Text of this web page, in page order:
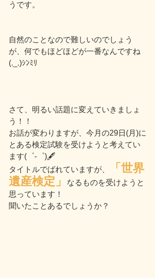
うです。
自然のことなので難しいのでしょう
が、何でもほどほどが一番なんですね
(._.)ｼﾝﾐﾘ
さて、明るい話題に変えていきましょ
う！！
お話が変わりますが、今月の29日(月)に
とある検定試験を受けようと考えてい
ます(゜-゜)🖋
タイトルでばれていますが、
「世界
遺産検定」
なるものを受けようと
思っています！
聞いたことあるでしょうか？